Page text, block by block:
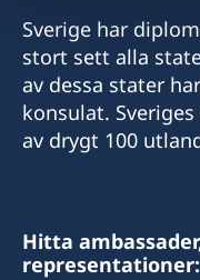
Sverige har
stort sett alla
av dessa stater
konsulat.
av drygt 100
Hitta
representationer: